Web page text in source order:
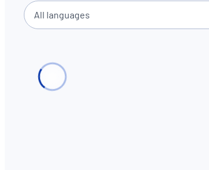
All languages